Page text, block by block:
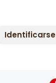
Identificarse